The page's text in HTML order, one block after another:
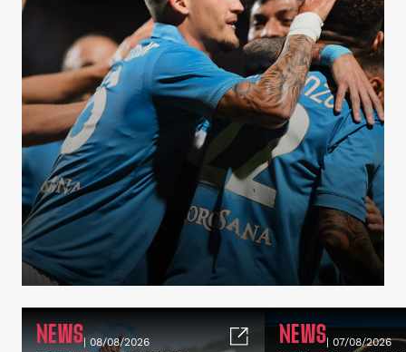
NEWS| 08/08/2026 NEWS| 07/08/2026